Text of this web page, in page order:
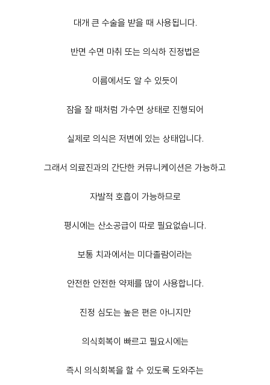
대개 큰 수술을 받을 때 사용됩니다.
반면 수면 마취 또는 의식하 진정법은
이름에서도 알 수 있듯이
잠을 잘 때처럼 가수면 상태로 진행되어
실제로 의식은 저변에 있는 상태입니다.
그래서 의료진과의 간단한 커뮤니케이션은 가능하고
자발적 호흡이 가능하므로
평시에는 산소공급이 따로 필요없습니다.
보통 치과에서는 미다졸람이라는
안전한 안전한 약제를 많이 사용합니다.
진정 심도는 높은 편은 아니지만
의식회복이 빠르고 필요시에는
즉시 의식회복을 할 수 있도록 도와주는